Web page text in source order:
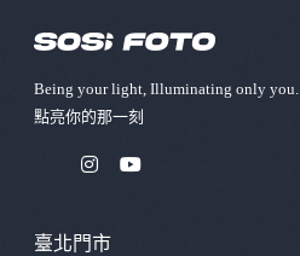
Being your light, Illuminating only you.
點亮你的那⼀刻
臺北門市